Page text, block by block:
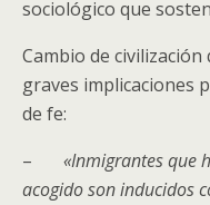
sociológico que
Cambio de
graves implicaciones
de fe:
– «Inmigrantes que
acogido son inducidos